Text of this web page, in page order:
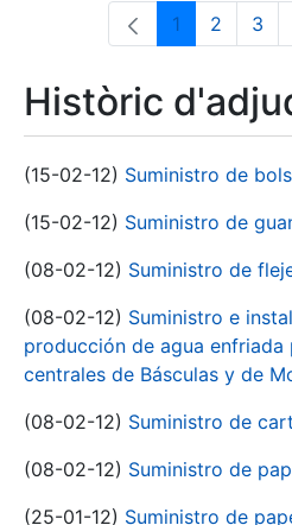
Pàgina
1 Pàgina
2 3
Històric
(15-02-12) Suministro de
(15-02-12) Suministro de
(08-02-12) Suministro de
(08-02-12) Suministro e
producción de agua enfriada
centrales de Básculas y de
(08-02-12) Suministro de
(08-02-12) Suministro de
(25-01-12) Suministro de